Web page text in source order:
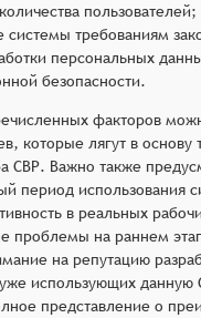
пользователей;
системы требованиям
персональных
безопасности.
факторов
которые лягут в основу
СВР. Важно также
период использования
в реальных
проблемы на раннем
на репутацию
использующих данную
представление о